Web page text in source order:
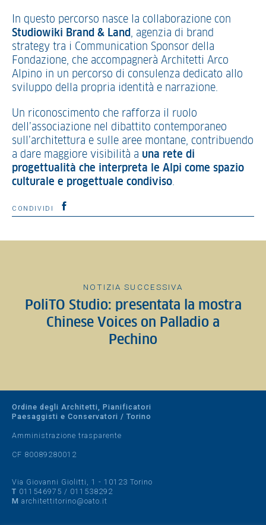
In questo percorso nasce la collaborazione con
Studiowiki Brand & Land, agenzia di brand
strategy tra i Communication Sponsor della
Fondazione, che accompagnerà Architetti Arco
Alpino in un percorso di consulenza dedicato allo
sviluppo della propria identità e narrazione.
Un riconoscimento che rafforza il ruolo
dell’associazione nel dibattito contemporaneo
sull’architettura e sulle aree montane, contribuendo
a dare maggiore visibilità a una rete di
progettualità che interpreta le Alpi come spazio
culturale e progettuale condiviso.
CONDIVIDI
NOTIZIA SUCCESSIVA
PoliTO Studio: presentata la mostra
Chinese Voices on Palladio a
Pechino
Ordine degli Architetti, Pianificatori
Paesaggisti e Conservatori / Torino
Amministrazione trasparente
CF 80089280012
Via Giovanni Giolitti, 1 - 10123 Torino
T 011546975 / 011538292
M architettitorino@oato.it